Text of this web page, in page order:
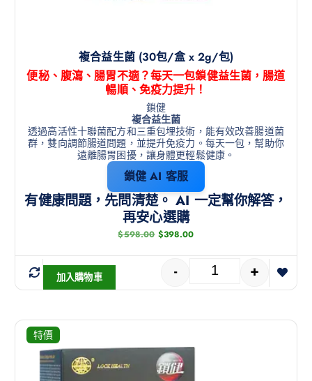
複合益生菌 (30包/盒 x 2g/包)
便秘、腹瀉、腸胃不適？每天一包鎖健益生菌，腸道
暢順、免疫力提升！
鎖健
複合益生菌
透過高活性十聯菌配方和三重包埋技術，能有效改善腸道菌
群，雙向調節腸道問題，並提升免疫力。每天一包，幫助你
遠離腸胃困擾，讓身體更輕鬆健康。
鎖健 AI 客服
有健康問題，先問清楚。 AI 一定幫你解答，
再安心選購
$598.00 $398.00
- +
加入購物車
特價